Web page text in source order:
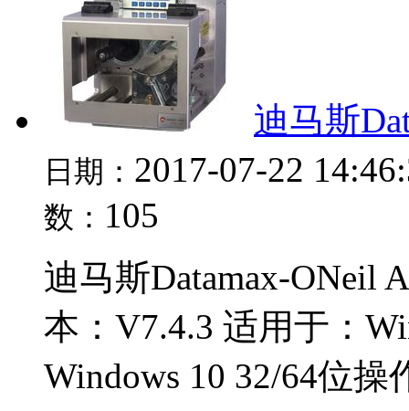
迪马斯
日期： 2017-07-22
数： 105
迪马斯Datamax-ONeil
本：V7.4.3 适用于：
Windows 10 32/64位操